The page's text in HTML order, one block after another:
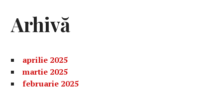
Arhivă
aprilie 2025
martie 2025
februarie 2025